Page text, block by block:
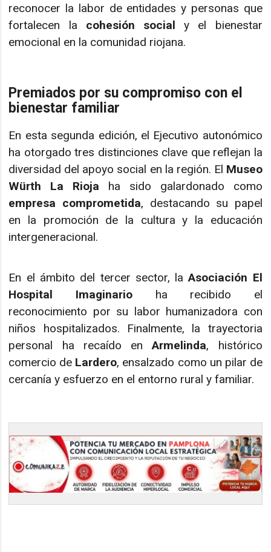
reconocer la labor de entidades y personas que
fortalecen la cohesión social y el bienestar
emocional en la comunidad riojana.
Premiados por su compromiso con el
bienestar familiar
En esta segunda edición, el Ejecutivo autonómico
ha otorgado tres distinciones clave que reflejan la
diversidad del apoyo social en la región. El Museo
Würth La Rioja ha sido galardonado como
empresa comprometida, destacando su papel
en la promoción de la cultura y la educación
intergeneracional.
En el ámbito del tercer sector, laAsociación El
Hospital Imaginarioha recibido el
reconocimiento por su labor humanizadora con
niños hospitalizados. Finalmente, la trayectoria
personal ha recaído enArmelinda, histórico
comercio de Lardero, ensalzado como un pilar de
cercanía y esfuerzo en el entorno rural y familiar.